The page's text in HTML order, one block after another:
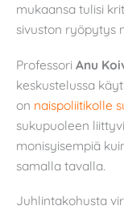
mukaansa tulisi
sivuston ryöpytys
Professori Anu
keskustelussa
on naispoliitikolle
sukupuoleen
monisyisempiä
samalla tavalla.
Juhlintakohusta